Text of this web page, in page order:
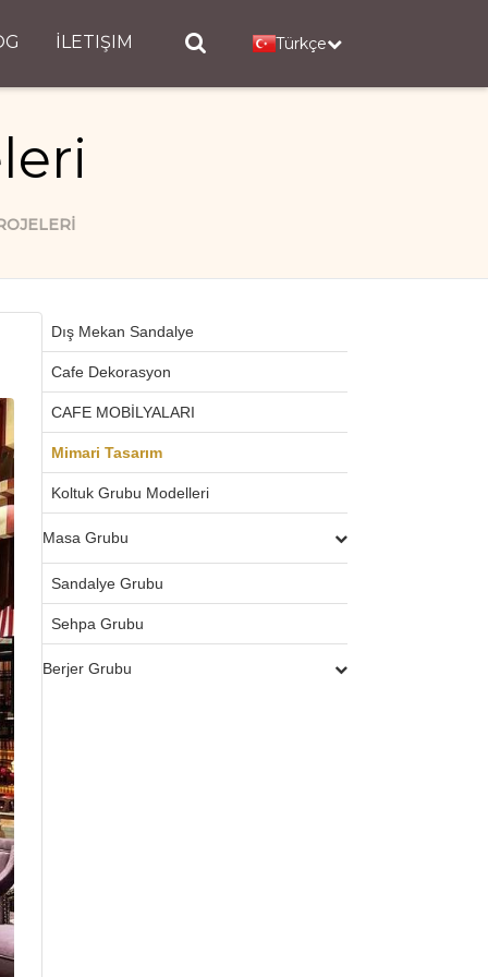
İLETIŞIM Türkçe
Dış Mekan Sandalye
Cafe Dekorasyon
CAFE MOBİLYALARI
Mimari Tasarım
Koltuk Grubu Modelleri
Masa Grubu
Sandalye Grubu
Sehpa Grubu
Berjer Grubu